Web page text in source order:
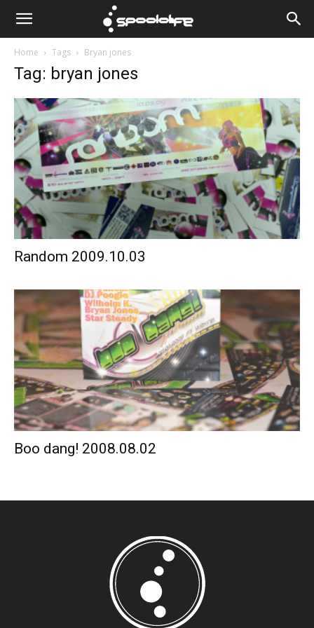
Spoololife
Home Tags Bryan jones
Tag: bryan jones
Random 2009.10.03
Boo dang! 2008.08.02